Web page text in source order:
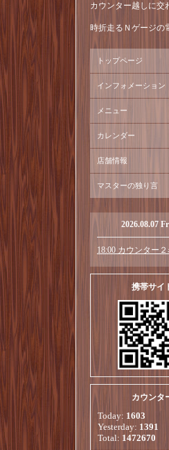
カウンター越しに交
時折走るＮゲージの
トップページ
インフォメーション
メニュー
カレンダー
店舗情報
マスターの独り言
2026.08.07
18:00 カウンター
携帯サイ
カウンタ
Today: 1603
Yesterday: 1391
Total: 1472670